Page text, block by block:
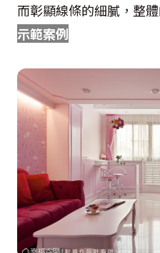
而彰顯線條的細膩，整
示範案例